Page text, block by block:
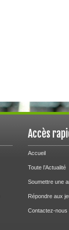
Accès
Accueil
Toute l’Actualité
Soumettre une
Répondre aux
Contactez-nous